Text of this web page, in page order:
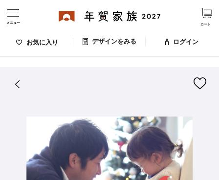
お気に入り デザインをみる
カート
ログイン
メニュー
デザインをみる
お支払い方法
出荷日・配送